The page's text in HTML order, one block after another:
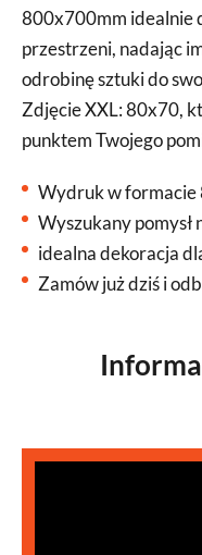
800x700mm idealnie
przestrzeni, nadając
odrobinę sztuki do
Zdjęcie XXL: 80x70,
punktem Twojego
Wydruk w
Wyszukany pomysł
idealna dekoracja
Zamów już dziś i